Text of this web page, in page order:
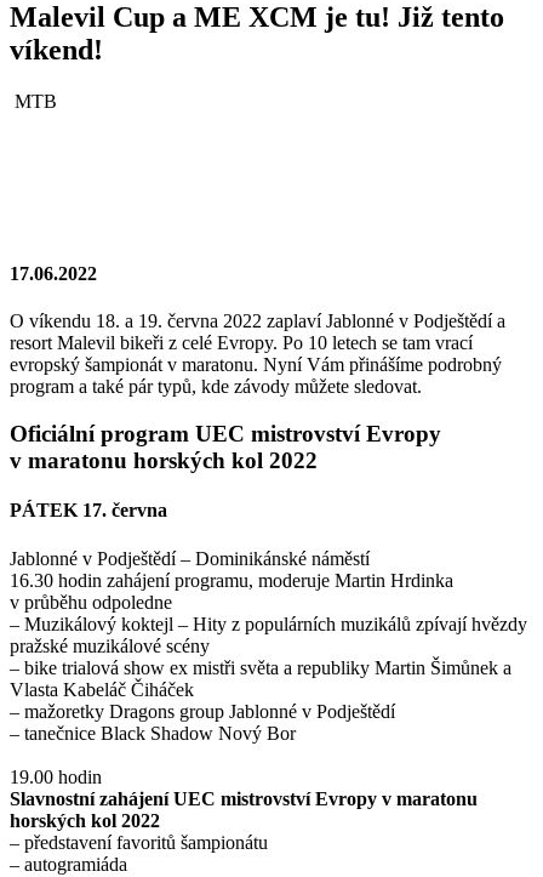
Malevil Cup a ME XCM je tu! Již tento
víkend!
MTB
17.06.2022
O víkendu 18. a 19. června 2022 zaplaví Jablonné v Podještědí a
resort Malevil bikeři z celé Evropy. Po 10 letech se tam vrací
evropský šampionát v maratonu. Nyní Vám přinášíme podrobný
program a také pár typů, kde závody můžete sledovat.
Oficiální program UEC mistrovství Evropy
v maratonu horských kol 2022
PÁTEK 17. června
Jablonné v Podještědí – Dominikánské náměstí
16.30 hodin zahájení programu, moderuje Martin Hrdinka
v průběhu odpoledne
– Muzikálový koktejl – Hity z populárních muzikálů zpívají hvězdy
pražské muzikálové scény
– bike trialová show ex mistři světa a republiky Martin Šimůnek a
Vlasta Kabeláč Čiháček
– mažoretky Dragons group Jablonné v Podještědí
– tanečnice Black Shadow Nový Bor
19.00 hodin
Slavnostní zahájení UEC mistrovství Evropy v maratonu
horských kol 2022
– představení favoritů šampionátu
– autogramiáda